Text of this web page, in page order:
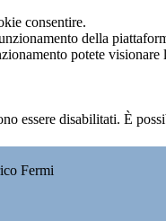
consentire.
della
potete visionare
essere disabilitati. È
Fermi